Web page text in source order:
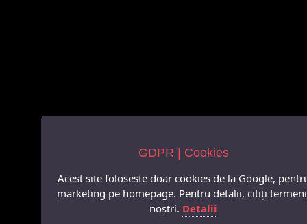
GDPR | Cookies
Acest site folosește doar cookies de la Google,
marketing pe homepage. Pentru detalii, citiți
noștri. Detalii